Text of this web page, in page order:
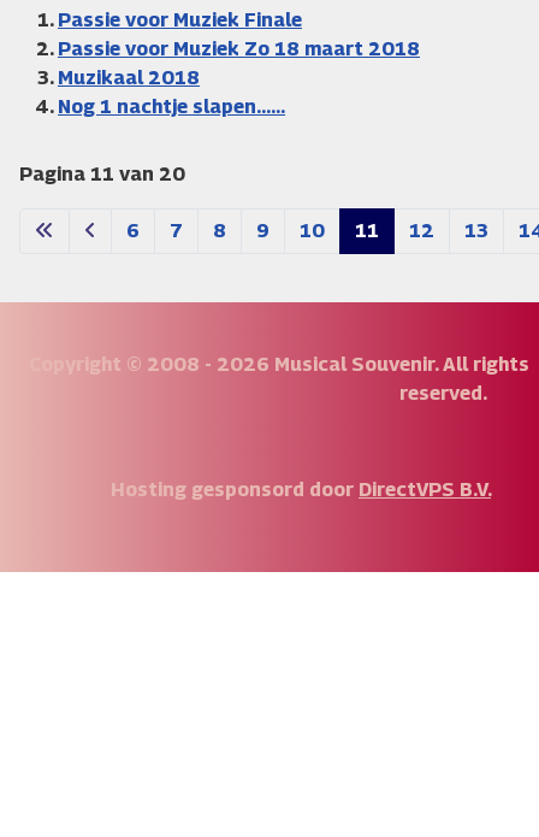
Passie voor Muziek Finale
Passie voor Muziek Zo 18 maart 2018
Muzikaal 2018
Nog 1 nachtje slapen......
Pagina 11 van 20
6 7 8 9 10 11 12 13
Copyright © 2008 - 2026 Musical Souvenir. All rights
reserved.
Hosting gesponsord door DirectVPS B.V.